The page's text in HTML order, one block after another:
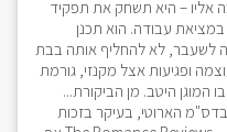
אליו – היא תשחק את תפקיד
עבודה. הוא תכנן
לשעבר, לא להחליף אותה בבת
ופגיעות אצל מקנזי, גורמת
המוגן היטב. מן הביקורת...
הארוטי, בעיקר בזכות